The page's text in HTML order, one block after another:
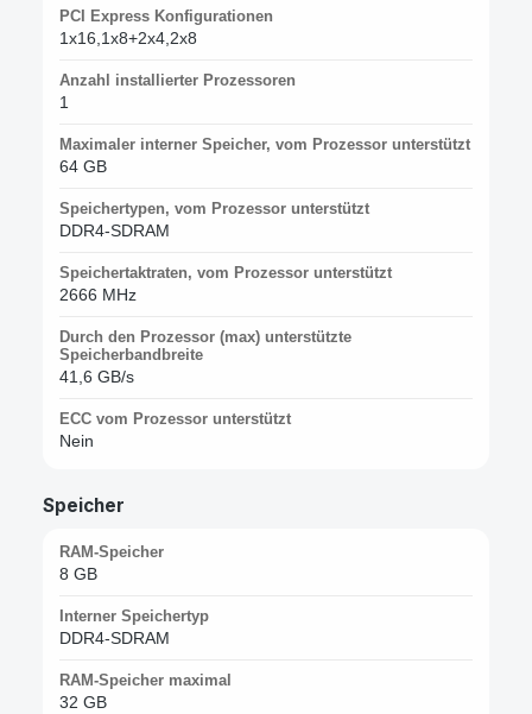
PCI Express Konfigurationen
1x16,1x8+2x4,2x8
Anzahl installierter Prozessoren
1
Maximaler interner Speicher, vom Prozessor unterstützt
64 GB
Speichertypen, vom Prozessor unterstützt
DDR4-SDRAM
Speichertaktraten, vom Prozessor unterstützt
2666 MHz
Durch den Prozessor (max) unterstützte
Speicherbandbreite
41,6 GB/s
ECC vom Prozessor unterstützt
Nein
Speicher
RAM-Speicher
8 GB
Interner Speichertyp
DDR4-SDRAM
RAM-Speicher maximal
32 GB